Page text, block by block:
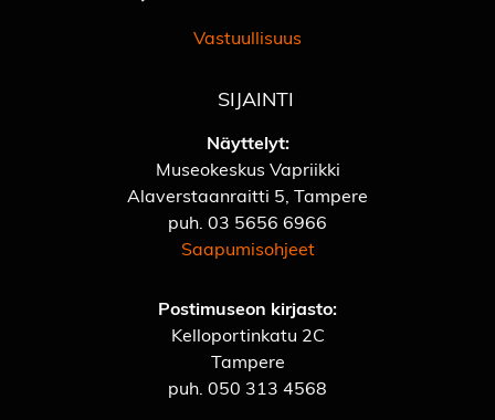
Vastuullisuus
SIJAINTI
Näyttelyt:
Museokeskus Vapriikki
Alaverstaanraitti 5, Tampere
puh. 03 5656 6966
Saapumisohjeet
Postimuseon kirjasto:
Kelloportinkatu 2C
Tampere
puh. 050 313 4568